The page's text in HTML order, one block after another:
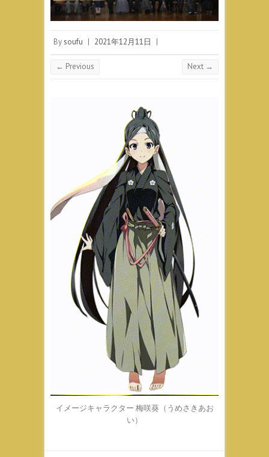
Bysoufu | 2021年12月11日 |
← Previous Next →
イメージキャラクター 梅咲葵（うめさきあお
い）